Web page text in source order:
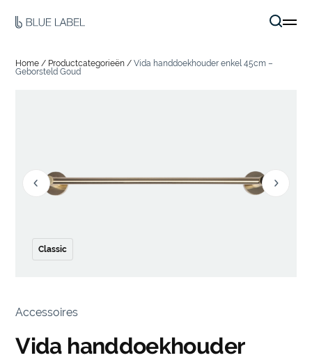
Home / Productcategorieën /Vida handdoekhouder enkel 45cm –
Geborsteld Goud
Classic
Accessoires
Vida handdoekhouder